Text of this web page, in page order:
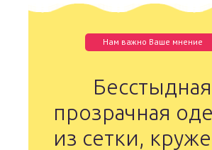
Нам важно Ваше мнение
Бесстыдная
прозрачная
из сетки,